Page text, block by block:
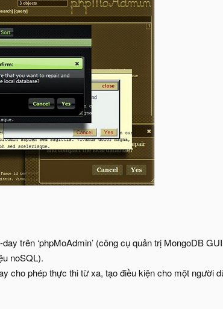
trên ‘phpMoAdmin’ (công cụ quản trị MongoDB
noSQL).
cho phép thực thi từ xa, tạo điều kiện cho một người